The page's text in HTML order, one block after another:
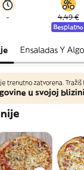
- 4,49 €
Besplatno
Ensaladas Y
trenutno zatvorena. Tražiš
u svojoj